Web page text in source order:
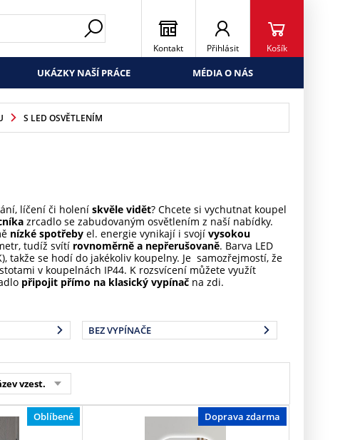
Kontakt Přihlásit Košík
UKÁZKY NAŠÍ PRÁCE MÉDIA O NÁS
S LED OSVĚTLENÍM
líčení či holení skvěle vidět? Chcete si vychutnat koupel
zrcadlo se zabudovaným osvětlením z naší nabídky.
nízké spotřebyel. energie vynikají i svojí vysokou
tudíž svítí rovnoměrně a nepřerušovaně. Barva LED
takže se hodí do jakékoliv koupelny. Je samozřejmostí, že
v koupelnách IP44. K rozsvícení můžete využít
připojit přímo na klasický vypínačna zdi.
BEZ VYPÍNAČE
vzest.
Oblíbené Doprava zdarma